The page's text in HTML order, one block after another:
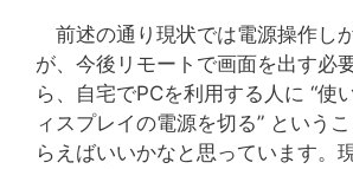
前述の通り現状では電源操作し
が、今後リモートで画面を出す必
ら、自宅でPCを利用する人に “使
ィスプレイの電源を切る” という
らえばいいかなと思っています。